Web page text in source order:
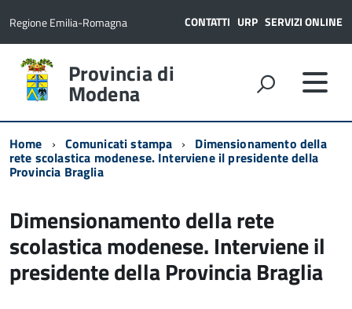
Regione Emilia-Romagna CONTATTI URP SERVIZI ONLINE
Provincia di
Modena
Home Comunicati stampa Dimensionamento della
rete scolastica modenese. Interviene il presidente della
Provincia Braglia
Dimensionamento della rete
scolastica modenese. Interviene il
presidente della Provincia Braglia